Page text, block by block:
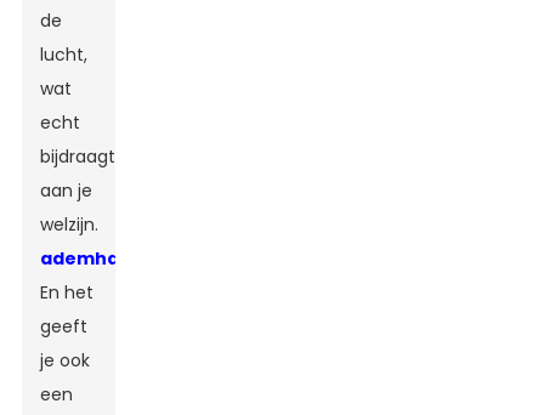
de
lucht,
wat
echt
bijdraagt
​​aan je
welzijn.
ademhalingssysteem
En het
geeft
je ook
een